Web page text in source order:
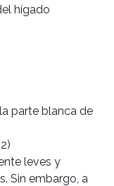
hígado
parte blanca de
leves y
Sin embargo, a